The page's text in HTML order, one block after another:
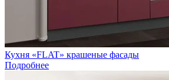
Кухня «FLAT» крашеные фасады
Подробнее